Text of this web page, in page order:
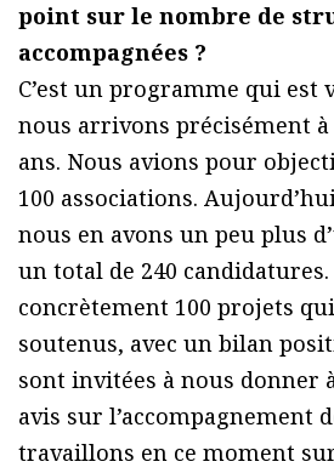
point sur le nombre de
accompagnées ?
C’est un programme qui est
nous arrivons précisément à
ans. Nous avions pour
100 associations.
nous en avons un peu plus
un total de 240 candidatures.
concrètement 100 projets
soutenus, avec un bilan
sont invitées à nous donner
avis sur l’accompagnement
travaillons en ce moment